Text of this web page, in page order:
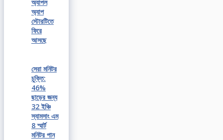
অ্যাপল
অ্যাপ
স্টোরটিতে
ফিরে
আসছে
সেরা মনিটর
চুক্তি:
46%
ছাড়ের জন্য
32 ইঞ্চি
স্যামসাং এম
8 স্মার্ট
মনিটর পান